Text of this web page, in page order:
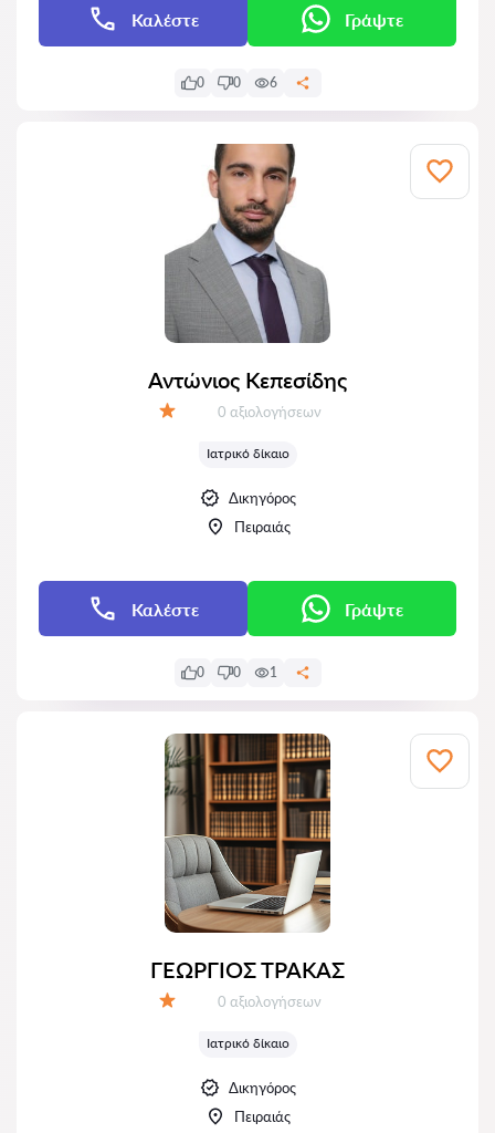
Καλέστε Γράψτε
0 0 6
Αντώνιος Κεπεσίδης
Αξιολογήσεις:
0 αξιολογήσεων
Ιατρικό δίκαιο
Δικηγόρος
Πειραιάς
Καλέστε Γράψτε
0 0 1
ΓΕΩΡΓΙΟΣ ΤΡΑΚΑΣ
Αξιολογήσεις:
0 αξιολογήσεων
Ιατρικό δίκαιο
Δικηγόρος
Πειραιάς